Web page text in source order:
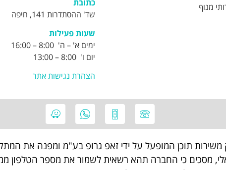
מנוף
כתובת
שד' ההסתדרות 141, חיפה
שעות פעילות
ימים א' – ה' 8:00 – 16:00
יום ו' 8:00 – 13:00
הצהרת נגישות אתר
משירות תוכן המופעל על ידי זאפ גרופ בע"מ ומפנה את
מסכים כי החברה תהא רשאית לשמור את מספר הטלפון